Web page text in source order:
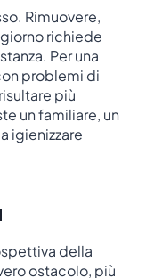
Rimuovere,
richiede
Per una
problemi di
più
un familiare, un
igienizzare
della
ostacolo, più